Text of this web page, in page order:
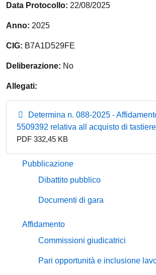
Data Protocollo: 22/08/2025
Anno: 2025
CIG: B7A1D529FE
Deliberazione: No
Allegati:
Determina n. 088-2025 -
5509392 relativa all acquisto di
PDF 332,45 KB
Pubblicazione
Dibattito pubblico
Documenti di gara
Affidamento
Commissioni giudicatrici
Pari opportunità e inclusione